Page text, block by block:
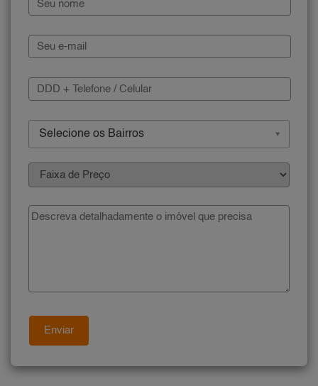
Selecione os Bairros